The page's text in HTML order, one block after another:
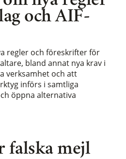
falska mejl
och AIF-
regler och föreskrifter för
bland annat nya krav i
verksamhet och att
införs i samtliga
öppna alternativa